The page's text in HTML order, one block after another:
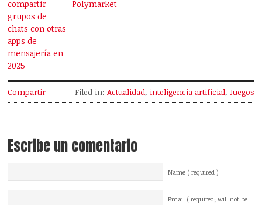
compartir
grupos de
chats con otras
apps de
mensajería en
2025
Polymarket
Compartir Filed in: Actualidad, inteligencia artificial, Juegos
Escribe un comentario
Name ( required )
Email ( required; will not be